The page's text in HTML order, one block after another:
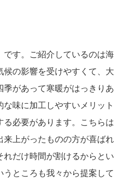
す。ご紹介しているのは海
の影響を受けやすくて、大
があって寒暖がはっきりあ
味に加工しやすいメリット
必要があります。こちらは
上がったものの方が喜ばれ
だけ時間が割けるからとい
ところも我々から提案して